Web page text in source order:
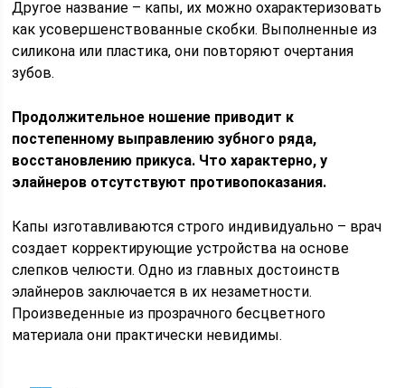
Другое название – капы, их можно охарактеризовать
как усовершенствованные скобки. Выполненные из
силикона или пластика, они повторяют очертания
зубов.
Продолжительное ношение приводит к
постепенному выправлению зубного ряда,
восстановлению прикуса. Что характерно, у
элайнеров отсутствуют противопоказания.
Капы изготавливаются строго индивидуально – врач
создает корректирующие устройства на основе
слепков челюсти. Одно из главных достоинств
элайнеров заключается в их незаметности.
Произведенные из прозрачного бесцветного
материала они практически невидимы.